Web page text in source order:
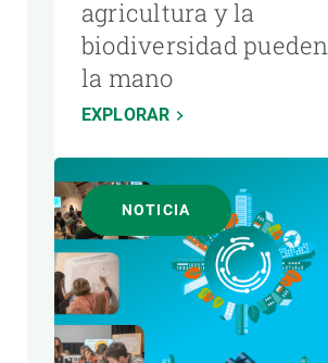
agricultura y la
biodiversidad
la mano
EXPLORAR
NOTICIA